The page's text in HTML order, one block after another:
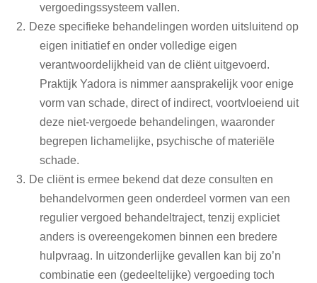
vergoedingssysteem vallen.
Deze specifieke behandelingen worden uitsluitend op
eigen initiatief en onder volledige eigen
verantwoordelijkheid van de cliënt uitgevoerd.
Praktijk Yadora is nimmer aansprakelijk voor enige
vorm van schade, direct of indirect, voortvloeiend uit
deze niet-vergoede behandelingen, waaronder
begrepen lichamelijke, psychische of materiële
schade.
De cliënt is ermee bekend dat deze consulten en
behandelvormen geen onderdeel vormen van een
regulier vergoed behandeltraject, tenzij expliciet
anders is overeengekomen binnen een bredere
hulpvraag. In uitzonderlijke gevallen kan bij zo’n
combinatie een (gedeeltelijke) vergoeding toch